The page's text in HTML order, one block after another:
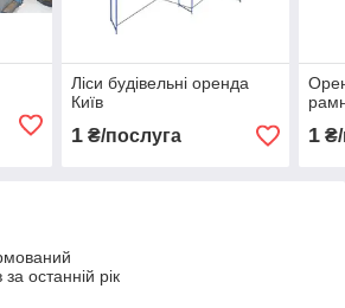
Ліси будівельні оренда
Київ
1₴/послуга 1 ₴/
останній рік